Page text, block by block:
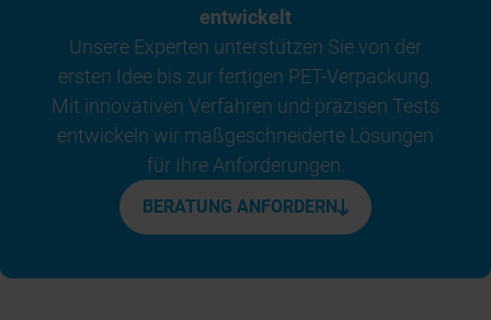
entwickelt
Unsere Experten unterstützen Sie von der
ersten Idee bis zur fertigen PET-Verpackung.
Mit innovativen Verfahren und präzisen Tests
entwickeln wir maßgeschneiderte Lösungen
für Ihre Anforderungen.
BERATUNG ANFORDERN